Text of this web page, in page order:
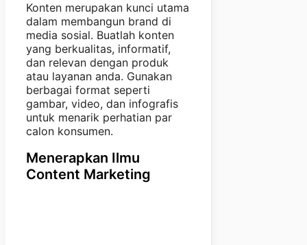
Konten merupakan kunci utama
dalam membangun brand di
media sosial. Buatlah konten
yang berkualitas, informatif,
dan relevan dengan produk
atau layanan anda. Gunakan
berbagai format seperti
gambar, video, dan infografis
untuk menarik perhatian par
calon konsumen.
Menerapkan Ilmu
Content Marketing